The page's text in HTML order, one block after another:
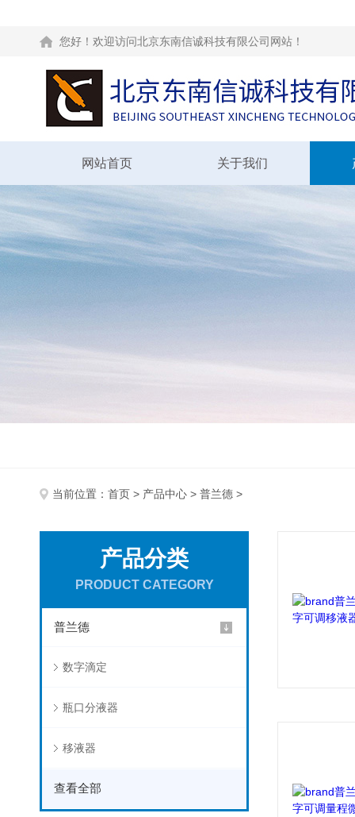
您好！欢迎访问北京东南信诚科技有限公司网站！
网站首页 关于我们
当前位置： 首页 > 产品中心 > 普兰德 >
产品分类
PRODUCT CATEGORY
普兰德
数字滴定
瓶口分液器
移液器
查看全部